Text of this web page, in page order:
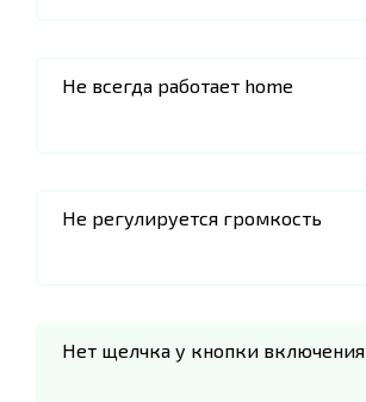
Не всегда работает home
Не регулируется громкость
Нет щелчка у кнопки включения